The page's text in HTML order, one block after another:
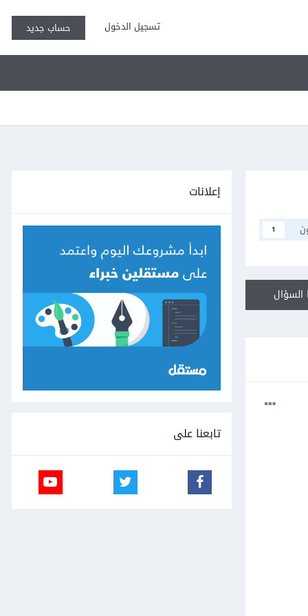
تسجيل الدخول حساب جديد
1
إعلانات
تابعنا على